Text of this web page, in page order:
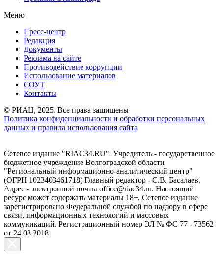
Меню
Пресс-центр
Редакция
Документы
Реклама на сайте
Противодействие коррупции
Использование материалов
СОУТ
Контакты
© РИАЦ, 2025. Все права защищены
Политика конфиденциальности и обработки персональных
данных и правила использования сайта
Сетевое издание "RIAC34.RU". Учредитель - государственное
бюджетное учреждение Волгоградской области
"Региональный информационно-аналитический центр"
(ОГРН 1023403461718) Главный редактор - С.В. Басалаев.
Адрес - электронной почты office@riac34.ru. Настоящий
ресурс может содержать материалы 18+. Сетевое издание
зарегистрировано Федеральной службой по надзору в сфере
связи, информационных технологий и массовых
коммуникаций. Регистрационный номер ЭЛ № ФС 77 - 73562
от 24.08.2018.